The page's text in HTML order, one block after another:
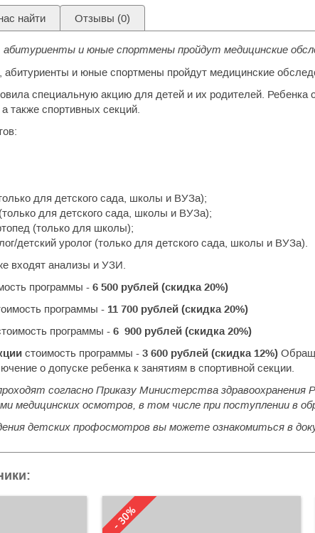
найти Отзывы (0)
и юные спортмены пройдут медицинские
и юные спортмены пройдут медицинские
специальную акцию для детей и их родителей.
также спортивных секций.
для детского сада, школы и ВУЗа);
для детского сада, школы и ВУЗа);
(только для школы);
детский уролог (только для детского сада, школы и ВУЗа).
входят анализы и УЗИ.
программы - 6 500 рублей (скидка 20%)
программы - 11 700 рублей (скидка 20%)
программы - 6 900 рублей (скидка 20%)
стоимость программы - 3 600 рублей (скидка 12%)
о допуске ребенка к занятиям в спортивной секции.
согласно Приказу Министерства
медицинских осмотров, в том числе при поступлении в
детских профосмотров вы можете ознакомиться в
- 30%